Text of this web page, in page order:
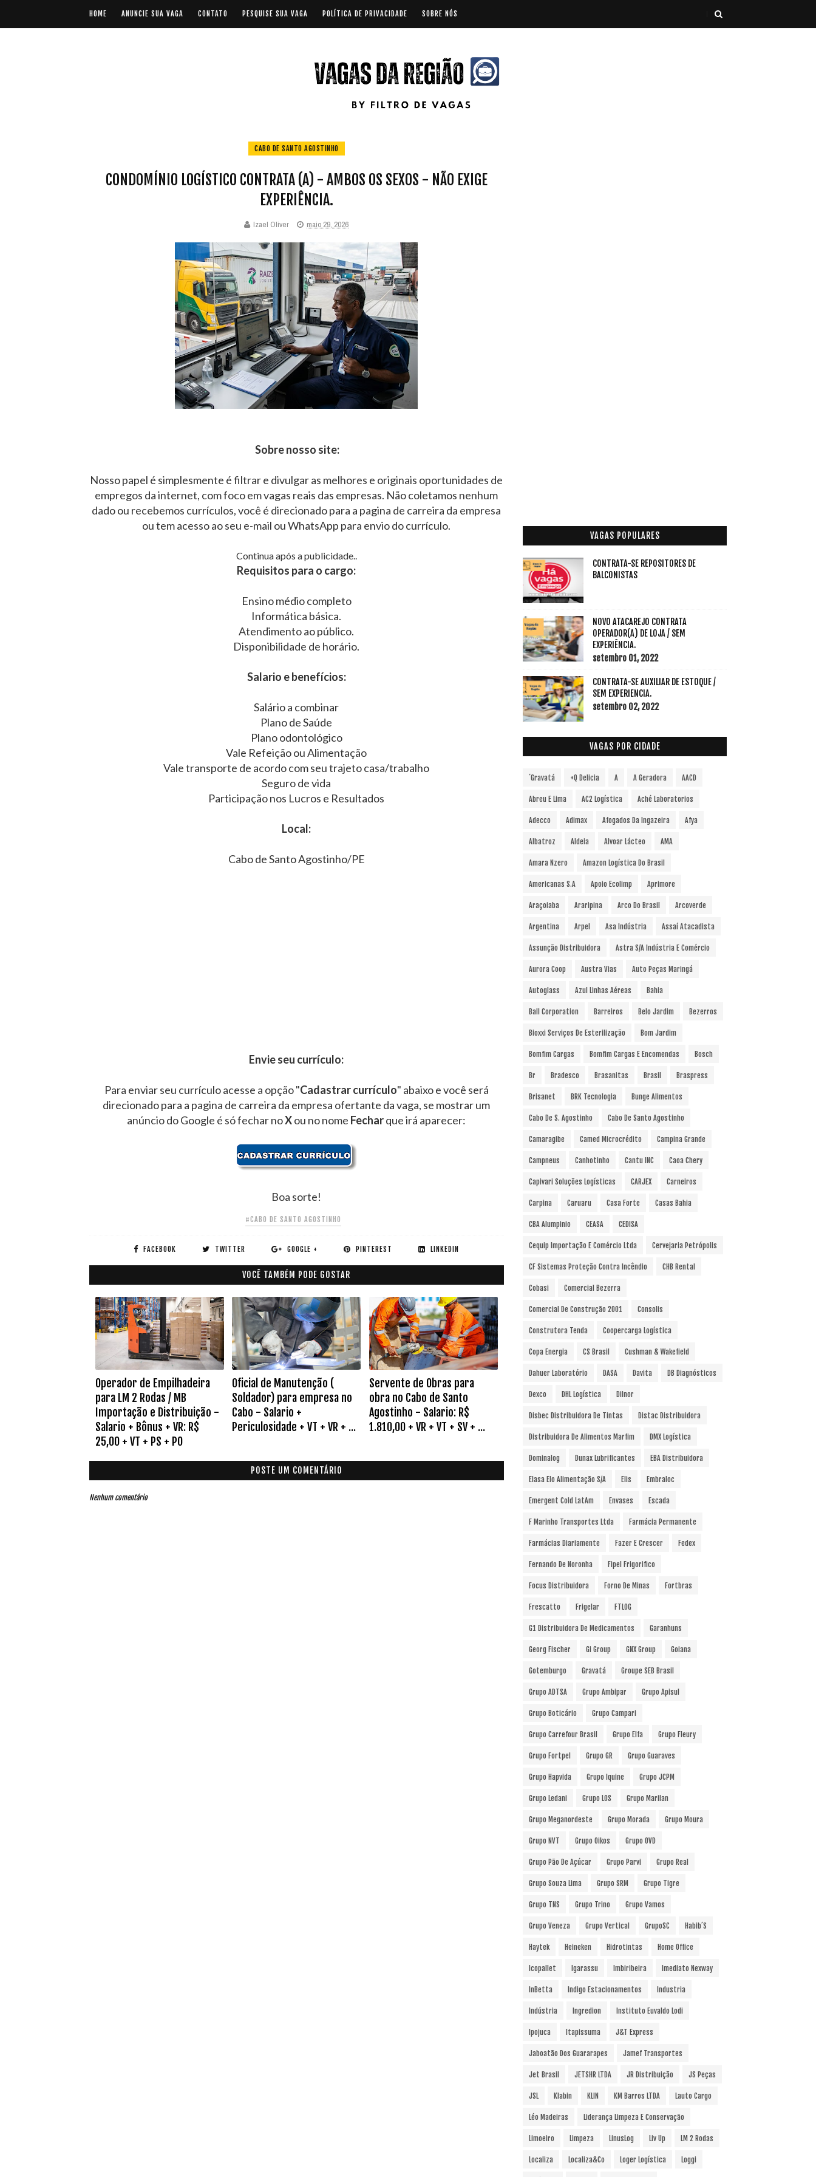
HOME ANUNCIE SUA VAGA CONTATO PESQUISE SUA VAGA POLÍTICA DE PRIVACIDADE SOBRE NÓS
CABO DE SANTO AGOSTINHO
CONDOMÍNIO LOGÍSTICO CONTRATA (A) - AMBOS OS SEXOS - NÃO EXIGE
EXPERIÊNCIA.
Izael Oliver maio 29, 2026
Sobre nosso site:
Nosso papel é simplesmente é filtrar e divulgar as melhores e originais oportunidades de
empregos da internet, com foco em vagas reais das empresas. Não coletamos nenhum
dado ou recebemos currículos, você é direcionado para a pagina de carreira da empresa
ou tem acesso ao seu e-mail ou WhatsApp para envio do currículo.
Continua após a publicidade..
Requisitos para o cargo:
Ensino médio completo
Informática básica.
Atendimento ao público.
Disponibilidade de horário.
Salario e benefícios:
Salário a combinar
Plano de Saúde
Plano odontológico
Vale Refeição ou Alimentação
Vale transporte de acordo com seu trajeto casa/trabalho
Seguro de vida
Participação nos Lucros e Resultados
Local:
Cabo de Santo Agostinho/PE
Envie seu currículo:
Para enviar seu currículo acesse a opção "Cadastrar currículo" abaixo e você será
direcionado para a pagina de carreira da empresa ofertante da vaga, se mostrar um
anúncio do Google é só fechar noXou no nome Fecharque irá aparecer:
Boa sorte!
#CABO DE SANTO AGOSTINHO
FACEBOOK TWITTER GOOGLE + PINTEREST LINKEDIN
VOCÊ TAMBÉM PODE GOSTAR
Operador de Empilhadeira
para LM 2 Rodas / MB
Importação e Distribuição -
Salario + Bônus + VR: R$
25,00 + VT + PS + PO
Oficial de Manutenção (
Soldador) para empresa no
Cabo - Salario +
Periculosidade + VT + VR + ...
Servente de Obras para
obra no Cabo de Santo
Agostinho - Salario: R$
1.810,00 + VR + VT + SV + ...
POSTE UM COMENTÁRIO
Nenhum comentário
VAGAS POPULARES
CONTRATA-SE REPOSITORES DE
BALCONISTAS
NOVO ATACAREJO CONTRATA
OPERADOR(A) DE LOJA / SEM
EXPERIÊNCIA.
setembro 01, 2022
CONTRATA-SE AUXILIAR DE ESTOQUE /
SEM EXPERIENCIA.
setembro 02, 2022
VAGAS POR CIDADE
´Gravatá +Q Delicia A A Geradora AACD
Abreu E Lima AC2 Logística Aché Laboratorios
Adecco Adimax Afogados Da Ingazeira Afya
Albatroz Aldeia Alvoar Lácteo AMA
Amara Nzero Amazon Logística Do Brasil
Americanas S.A Apoio Ecolimp Aprimore
Araçoiaba Araripina Arco Do Brasil Arcoverde
Argentina Arpel Asa Indústria Assaí Atacadista
Assunção Distribuidora Astra S/A Indústria E Comércio
Aurora Coop Austra Vias Auto Peças Maringá
Autoglass Azul Linhas Aéreas Bahia
Ball Corporation Barreiros Belo Jardim Bezerros
Bioxxi Serviços De Esterilização Bom Jardim
Bomfim Cargas Bomfim Cargas E Encomendas Bosch
Br Bradesco Brasanitas Brasil Braspress
Brisanet BRK Tecnologia Bunge Alimentos
Cabo De S. Agostinho Cabo De Santo Agostinho
Camaragibe Camed Microcrédito Campina Grande
Campneus Canhotinho Cantu INC Caoa Chery
Capivari Soluções Logísticas CARJEX Carneiros
Carpina Caruaru Casa Forte Casas Bahia
CBA Alumpinio CEASA CEDISA
Cequip Importação E Comércio Ltda Cervejaria Petrópolis
CF Sistemas Proteção Contra Incêndio CHB Rental
Cobasi Comercial Bezerra
Comercial De Construção 2001 Consolis
Construtora Tenda Coopercarga Logística
Copa Energia CS Brasil Cushman & Wakefield
Dahuer Laboratório DASA Davita DB Diagnósticos
Dexco DHL Logística Dilnor
Disbec Distribuidora De Tintas Distac Distribuidora
Distribuidora De Alimentos Marfim DMX Logística
Dominalog Dunax Lubrificantes EBA Distribuidora
Elasa Elo Alimentação S/A Elis Embraloc
Emergent Cold LatAm Envases Escada
F Marinho Transportes Ltda Farmácia Permanente
Farmácias Diariamente Fazer E Crescer Fedex
Fernando De Noronha Fipel Frigorifico
Focus Distribuidora Forno De Minas Fortbras
Frescatto Frigelar FTLOG
G1 Distribuidora De Medicamentos Garanhuns
Georg Fischer Gi Group GNX Group Goiana
Gotemburgo Gravatá Groupe SEB Brasil
Grupo ADTSA Grupo Ambipar Grupo Apisul
Grupo Boticário Grupo Campari
Grupo Carrefour Brasil Grupo Elfa Grupo Fleury
Grupo Fortpel Grupo GR Grupo Guaraves
Grupo Hapvida Grupo Iquine Grupo JCPM
Grupo Ledani Grupo LOS Grupo Marilan
Grupo Meganordeste Grupo Morada Grupo Moura
Grupo NVT Grupo Oikos Grupo OVD
Grupo Pão De Açúcar Grupo Parvi Grupo Real
Grupo Souza Lima Grupo SRM Grupo Tigre
Grupo TNS Grupo Trino Grupo Vamos
Grupo Veneza Grupo Vertical GrupoSC Habib´s
Haytek Heineken Hidrotintas Home Office
Icopallet Igarassu Imbiribeira Imediato Nexway
InBetta Indigo Estacionamentos Industria
Indústria Ingredion Instituto Euvaldo Lodi
Ipojuca Itapissuma J&T Express
Jaboatão Dos Guararapes Jamef Transportes
Jet Brasil JETSHR LTDA JR Distribuição JS Peças
JSL Klabin KLIN KM Barros LTDA Lauto Cargo
Léo Madeiras Liderança Limpeza E Conservação
Limoeiro Limpeza LinusLog Liv Up LM 2 Rodas
Localiza Localiza&Co Loger Logística Loggi